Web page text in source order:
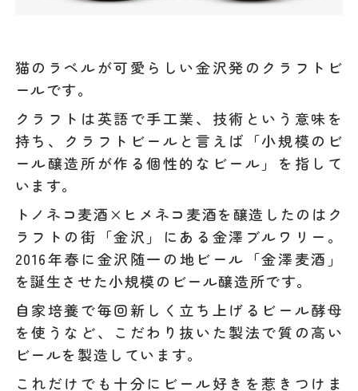
猫のラベルが可愛らしい金沢発のクラフトビ
ールです。
クラフトは英語で手工業、技術という意味を
持ち、クラフトビールと言えば「小規模のビ
ール醸造所が作る個性的なビール」を指して
います。
トノネコ麦酒×ヒメネコ麦酒を醸造したのはク
ラフトの街「金沢」にある金澤ブルワリー。
2016年春に金沢随一の地ビール「金澤麦酒」
を誕生させた小規模のビール醸造所です。
自家培養で毎回新しく立ち上げるビール酵母
を使うなど、こだわり抜いた製法で質の高い
ビールを製造しています。
これだけでも十分にビール好きを惹きつけま